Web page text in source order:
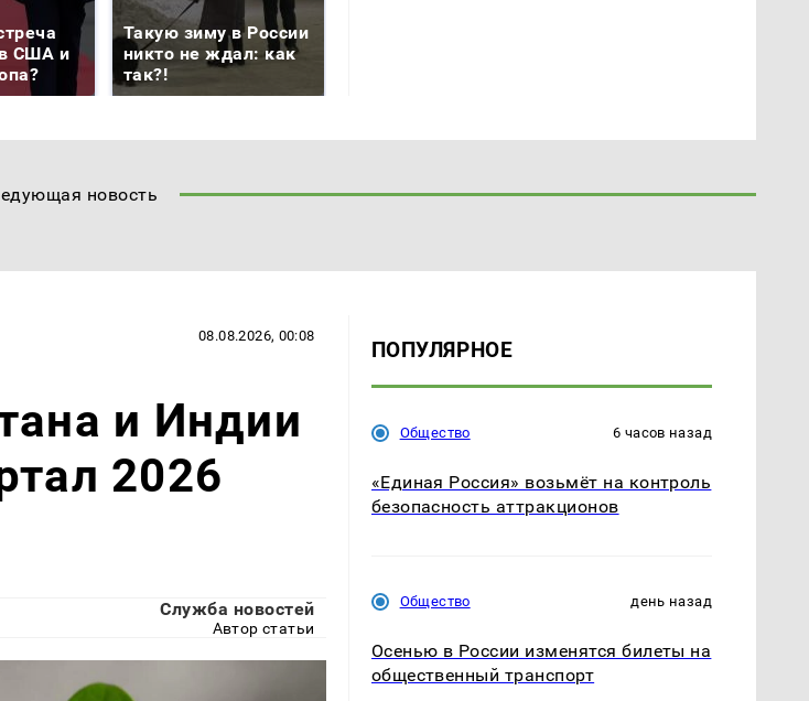
США и
Такую зиму в России
никто не ждал: как
так?!
новость
08.08.2026, 00:08
и Индии
2026
Служба новостей
Автор статьи
ПОПУЛЯРНОЕ
Общество 6 часов назад
«Единая Россия» возьмёт на контроль
безопасность аттракционов
Общество день назад
Осенью в России изменятся билеты на
общественный транспорт